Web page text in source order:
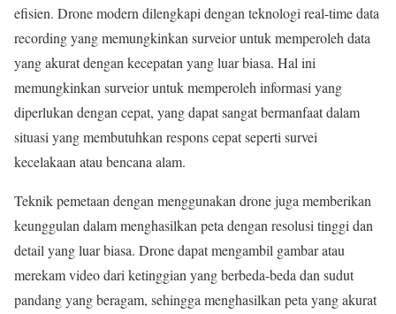
efisien. Drone modern dilengkapi dengan teknologi real-time data
recording yang memungkinkan surveior untuk memperoleh data
yang akurat dengan kecepatan yang luar biasa. Hal ini
memungkinkan surveior untuk memperoleh informasi yang
diperlukan dengan cepat, yang dapat sangat bermanfaat dalam
situasi yang membutuhkan respons cepat seperti survei
kecelakaan atau bencana alam.
Teknik pemetaan dengan menggunakan drone juga memberikan
keunggulan dalam menghasilkan peta dengan resolusi tinggi dan
detail yang luar biasa. Drone dapat mengambil gambar atau
merekam video dari ketinggian yang berbeda-beda dan sudut
pandang yang beragam, sehingga menghasilkan peta yang akurat